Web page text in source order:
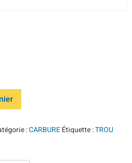
:CARBUREÉtiquette :TROU